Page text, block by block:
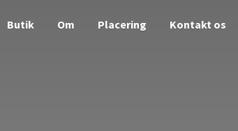
Butik Om Placering Kontakt os